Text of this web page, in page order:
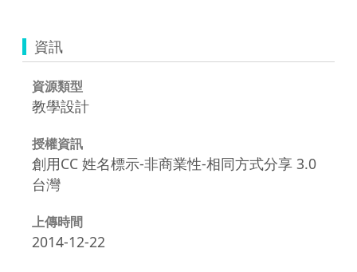
資訊
資源類型
教學設計
授權資訊
創用CC 姓名標示-非商業性-相同方式分享 3.0
台灣
上傳時間
2014-12-22